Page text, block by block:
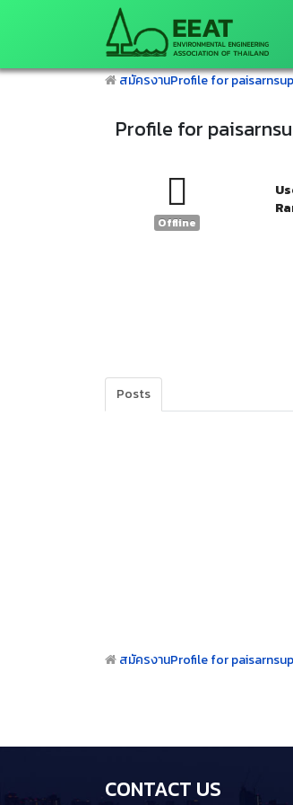
สมัครงานProfile for
Profile for
Offline
Posts
สมัครงานProfile for
CONTACT US